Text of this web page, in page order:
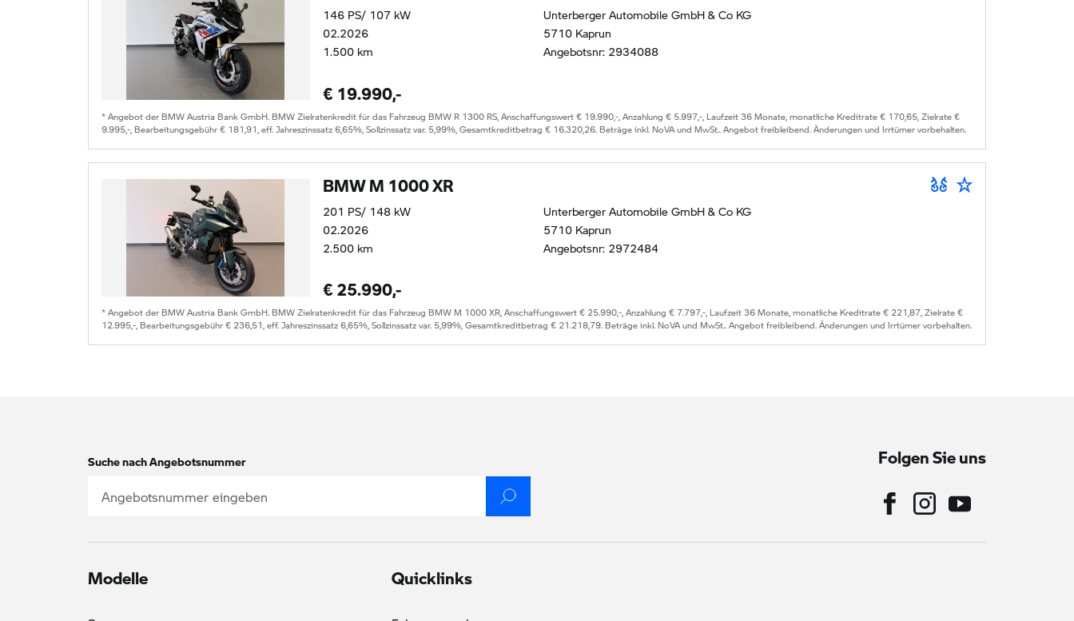
146 PS/ 107 kW
02.2026
1.500 km
Unterberger Automobile GmbH & Co KG
5710 Kaprun
Angebotsnr: 2934088
€ 19.990,-
* Angebot der BMW Austria Bank GmbH. BMW Zielratenkredit für das Fahrzeug BMW R 1300 RS, Anschaffungswert € 19.990,-, Anzahlung € 5.997,-, Laufzeit 36 Monate, monatliche Kreditrate € 170,65, Zielrate €
9.995,-, Bearbeitungsgebühr € 181,91, eff. Jahreszinssatz 6,65%, Sollzinssatz var. 5,99%, Gesamtkreditbetrag € 16.320,26. Beträge inkl. NoVA und MwSt.. Angebot freibleibend. Änderungen und Irrtümer vorbehalten.
BMW M 1000 XR
201 PS/ 148 kW
02.2026
2.500 km
Unterberger Automobile GmbH & Co KG
5710 Kaprun
Angebotsnr: 2972484
€ 25.990,-
* Angebot der BMW Austria Bank GmbH. BMW Zielratenkredit für das Fahrzeug BMW M 1000 XR, Anschaffungswert € 25.990,-, Anzahlung € 7.797,-, Laufzeit 36 Monate, monatliche Kreditrate € 221,87, Zielrate €
12.995,-, Bearbeitungsgebühr € 236,51, eff. Jahreszinssatz 6,65%, Sollzinssatz var. 5,99%, Gesamtkreditbetrag € 21.218,79. Beträge inkl. NoVA und MwSt.. Angebot freibleibend. Änderungen und Irrtümer vorbehalten.
Suche nach Angebotsnummer Folgen Sie uns
Modelle Quicklinks